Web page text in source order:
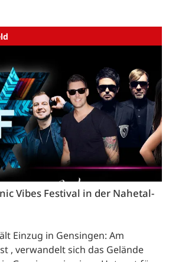
Vibes Festival in der Nahetal-
Einzug in Gensingen: Am
, verwandelt sich das Gelände